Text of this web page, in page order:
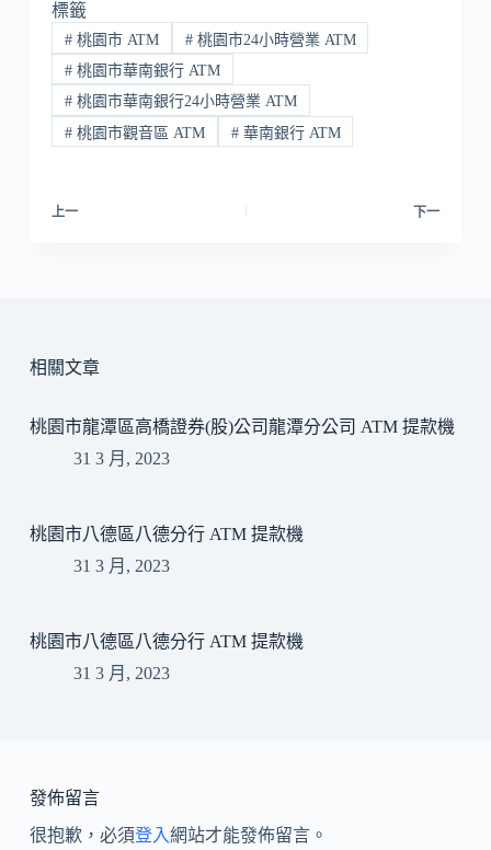
標籤
#桃園市 ATM #桃園市24小時營業 ATM
#桃園市華南銀行 ATM
#桃園市華南銀行24小時營業 ATM
#桃園市觀音區 ATM #華南銀行 ATM
上一 下一
相關文章
桃園市龍潭區高橋證券(股)公司龍潭分公司 ATM 提款機
31 3 月, 2023
桃園市八德區八德分行 ATM 提款機
31 3 月, 2023
桃園市八德區八德分行 ATM 提款機
31 3 月, 2023
發佈留言
很抱歉，必須登入網站才能發佈留言。